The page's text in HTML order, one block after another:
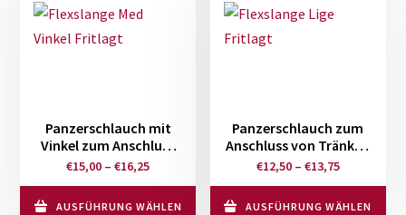
Panzerschlauch mit
Vinkel zum Anschluss
von Tränken ½”, 15 – 40
€15,00 –€16,25Preisspanne:
€15,00
bis
AUSFÜHRUNG WÄHLEN
Panzerschlauch zum
Anschluss von Tränken
½”, 20 – 90 cm
€12,50 – €13,75
€12,50
bis
AUSFÜHRUNG WÄHLEN